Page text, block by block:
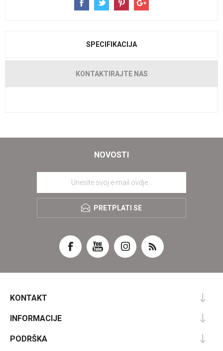
SPECIFIKACIJA
KONTAKTIRAJTE NAS
NOVOSTI
PRETPLATI SE
KONTAKT
INFORMACIJE
PODRŠKA